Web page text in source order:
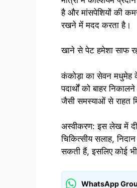
है और मांसपेशियों की
रखने में मदद करता है।
खाने से पेट हमेशा साफ
कंकोड़ा का सेवन मधुमेह
पदार्थों को बाहर
जैसी समस्याओं से राहत
अस्वीकरण: इस लेख में दी
चिकित्सीय सलाह,
सकती हैं, इसलिए कोई
WhatsApp